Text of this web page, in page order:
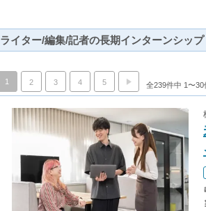
ライター/編集/記者の長期インターンシップ
1 2 3 4 5 全239件中 1〜30